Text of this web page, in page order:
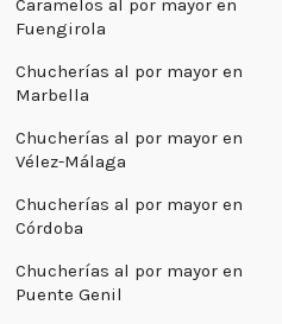
Fuengirola
Chucherías al por mayor en
Marbella
Chucherías al por mayor en
Vélez-Málaga
Chucherías al por mayor en
Córdoba
Chucherías al por mayor en
Puente Genil